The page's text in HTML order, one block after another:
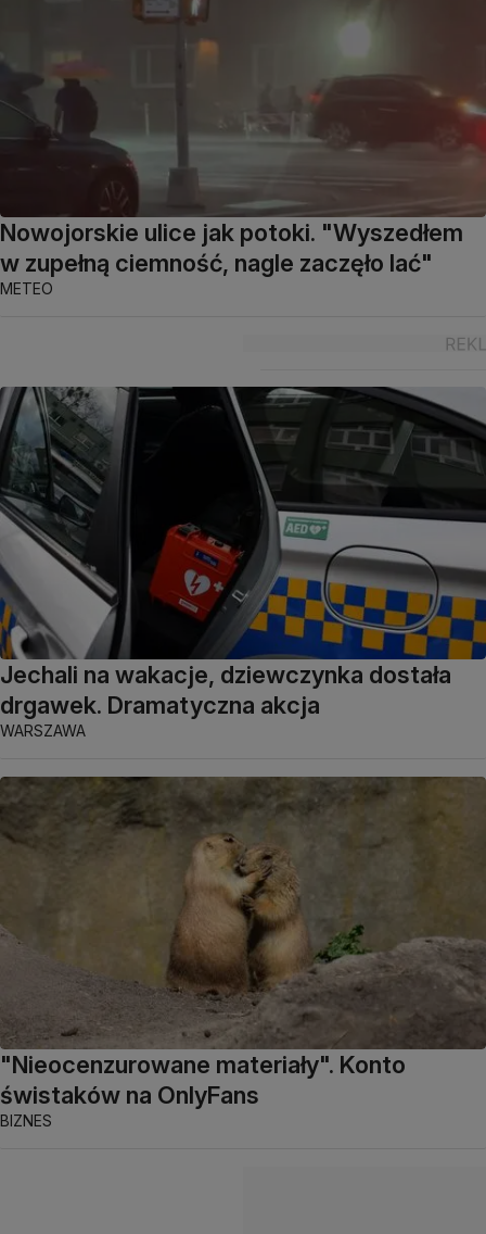
Nowojorskie ulice jak potoki. "Wyszedłem
w zupełną ciemność, nagle zaczęło lać"
METEO
Jechali na wakacje, dziewczynka dostała
drgawek. Dramatyczna akcja
WARSZAWA
"Nieocenzurowane materiały". Konto
świstaków na OnlyFans
BIZNES